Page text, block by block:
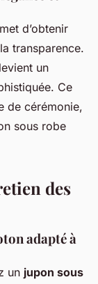
d’obtenir
transparence.
un
Ce
de cérémonie,
sous robe
des
adapté à
un jupon sous